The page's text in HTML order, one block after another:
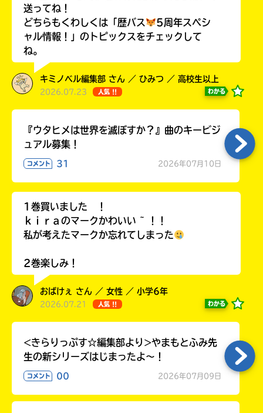
送ってね！
どちらもくわしくは「歴バス
5周年スペシ
ャル情報！」のトピックスをチェックして
ね。
キミノベル編集部 さん ／ ひみつ ／ 高校生以上
2026.07.23 人気 !! わかる
『ウタヒメは世界を滅ぼすか？』曲のキービジ
ュアル募集！
コメント 31 2026年07月10日
1巻買いました ！
ｋｉｒａのマークかわいい ~ ！！
私が考えたマークか忘れてしまった
2巻楽しみ！
おばけぇ さん ／ 女性 ／ 小学6年
2026.07.21 人気 !! わかる
<きらりっぷす☆編集部より>やまもとふみ先
生の新シリーズはじまったよ～！
コメント 00 2026年07月09日